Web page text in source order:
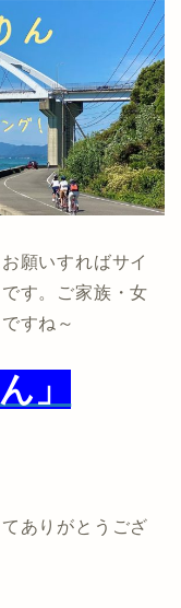
願いすればサイ
す。ご家族・女
すね～
」
ありがとうござ